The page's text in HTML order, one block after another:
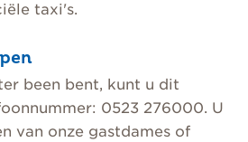
taxi's.
been bent, kunt u dit
0523 276000. U
van onze gastdames of